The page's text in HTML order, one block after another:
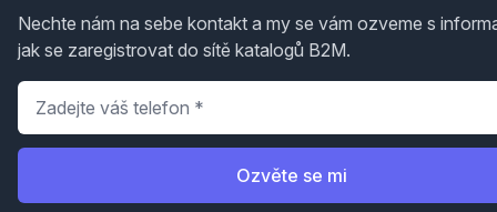
Nechte nám na sebe kontakt a my se vám ozveme s
jak se zaregistrovat do sítě katalogů B2M.
Telefon
Ozvěte se mi